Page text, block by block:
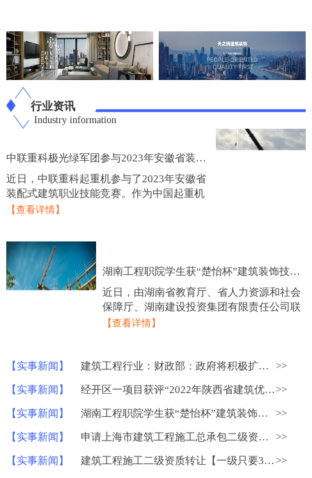
行业资讯
Industry information
中联重科极光绿军团参与2023年安徽省装配式建筑职业技能竞赛
近日，中联重科起重机参与了2023年安徽省
装配式建筑职业技能竞赛。作为中国起重机
制造业的龙头企业，中联重科起重机在技术
【查看详情】
湖南工程职院学生获“楚怡杯”建筑装饰技术应用比赛一等奖
近日，由湖南省教育厅、省人力资源和社会
保障厅、湖南建设投资集团有限责任公司联
合主办的2023年度“楚怡杯”湖南省职业院校
【查看详情】
【实事新闻】 建筑工程行业：财政部：政府将积极扩大重点领域的建设投资 >>
【实事新闻】 经开区一项目获评“2022年陕西省建筑优质结构工程”>>
【实事新闻】 湖南工程职院学生获“楚怡杯”建筑装饰技术应用比赛一等奖 >>
【实事新闻】 申请上海市建筑工程施工总承包二级资质？ >>
【实事新闻】 建筑工程施工二级资质转让【一级只要30W】>>